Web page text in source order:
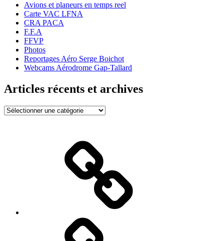
Avions et planeurs en temps reel
Carte VAC LFNA
CRA PACA
F.F.A
FFVP
Photos
Reportages Aéro Serge Boichot
Webcams Aérodrome Gap-Tallard
Articles récents et archives
Articles